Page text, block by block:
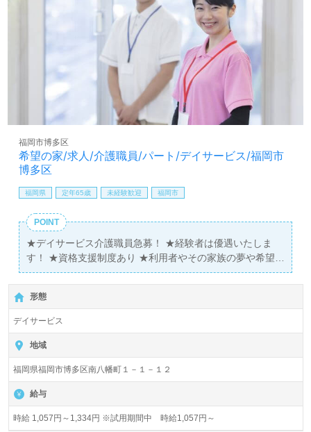
希望の家/求人/介護職員/パート/デイサービス/福岡市
博多区
福岡市博多区
福岡県 定年65歳 未経験歓迎 福岡市
POINT
★デイサービス介護職員急募！ ★経験者は優遇いたしま
す！ ★資格支援制度あり ★利用者やその家族の夢や希望
を叶えるお手伝いのお仕事です
形態
デイサービス
地域
福岡県福岡市博多区南八幡町１－１－１２
給与
時給 1,057円～1,334円 ※試用期間中 時給1,057円～